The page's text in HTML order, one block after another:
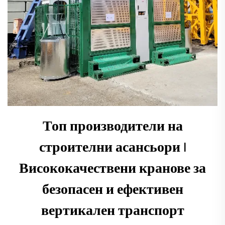
Топ производители на
строителни асансьори |
Висококачествени кранове за
безопасен и ефективен
вертикален транспорт